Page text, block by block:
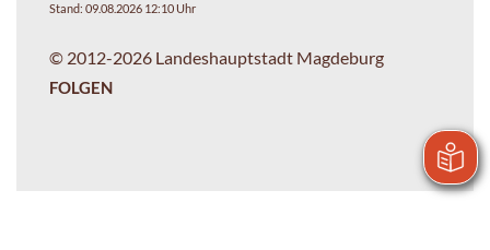
Stand: 09.08.2026 12:10 Uhr
© 2012-2026 Landeshauptstadt Magdeburg
FOLGEN